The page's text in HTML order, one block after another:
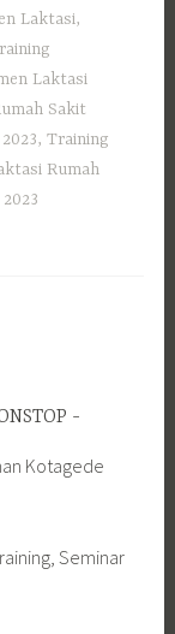
Laktasi,
Laktasi
Sakit
,Training
Rumah
Kotagede
Seminar